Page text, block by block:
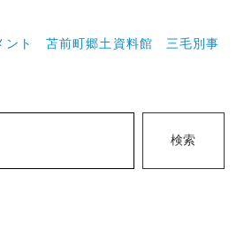
ント 苫前町郷土資料館 三毛別事
検索